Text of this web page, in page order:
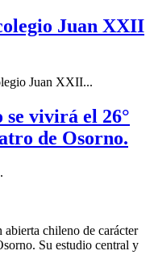
Juan XXII
Juan XXII...
se vivirá el 26°
de Osorno.
chileno de carácter
Su estudio central y